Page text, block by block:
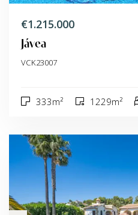
€1.215.000
Jávea
VCK23007
333m² 1229m²